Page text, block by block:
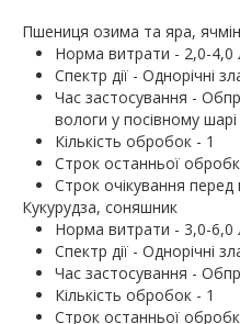
Пшениця озима та яра,
Норма витрати - 2,0-4,0
Спектр дії - Однорічні
Час застосування -
вологи у посівному шарі
Кількість обробок - 1
Строк останньої
Строк очікування
Кукурудза, соняшник
Норма витрати - 3,0-6,0
Спектр дії - Однорічні
Час застосування -
Кількість обробок - 1
Строк останньої